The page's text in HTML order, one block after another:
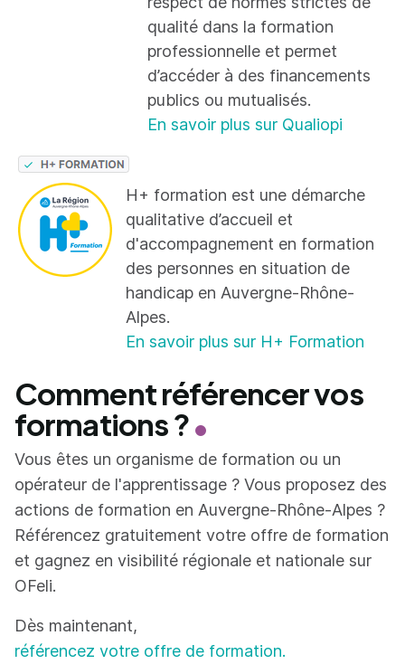
qualité dans la formation
professionnelle et permet
d’accéder à des financements
publics ou mutualisés.
En savoir plus sur Qualiopi
H+ formation est une démarche
qualitative d’accueil et
d'accompagnement en formation
des personnes en situation de
handicap en Auvergne-Rhône-
Alpes.
En savoir plus sur H+ Formation
Comment référencer vos
formations ?
Vous êtes un organisme de formation ou un
opérateur de l'apprentissage ? Vous proposez des
actions de formation en Auvergne-Rhône-Alpes ?
Référencez gratuitement votre offre de formation
et gagnez en visibilité régionale et nationale sur
OFeli.
Dès maintenant,
référencez votre offre de formation.